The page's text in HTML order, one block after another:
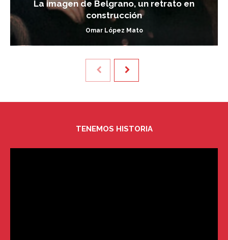
La imagen de Belgrano, un retrato en
construcción
Omar López Mato
TENEMOS HISTORIA